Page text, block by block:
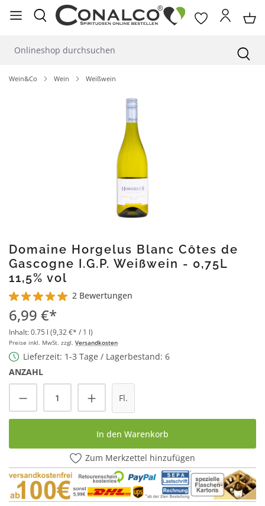
springen
Wein&Co Wein Weißwein
Domaine Horgelus Blanc Côtes de
Gascogne I.G.P. Weißwein - 0,75L
11,5% vol
Durchschnittliche Bewertung von 5 von 5 Sternen
2 Bewertungen
6,99 €*
Inhalt:0.75 l (9,32 €* / 1 l)
Preise inkl. MwSt. zzgl. Versandkosten
Lieferzeit: 1-3 Tage / Lagerbestand: 6
ANZAHL
Produkt Anzahl: Gib den gewünschten
Fl.
In den Warenkorb
Zum Merkzettel hinzufügen